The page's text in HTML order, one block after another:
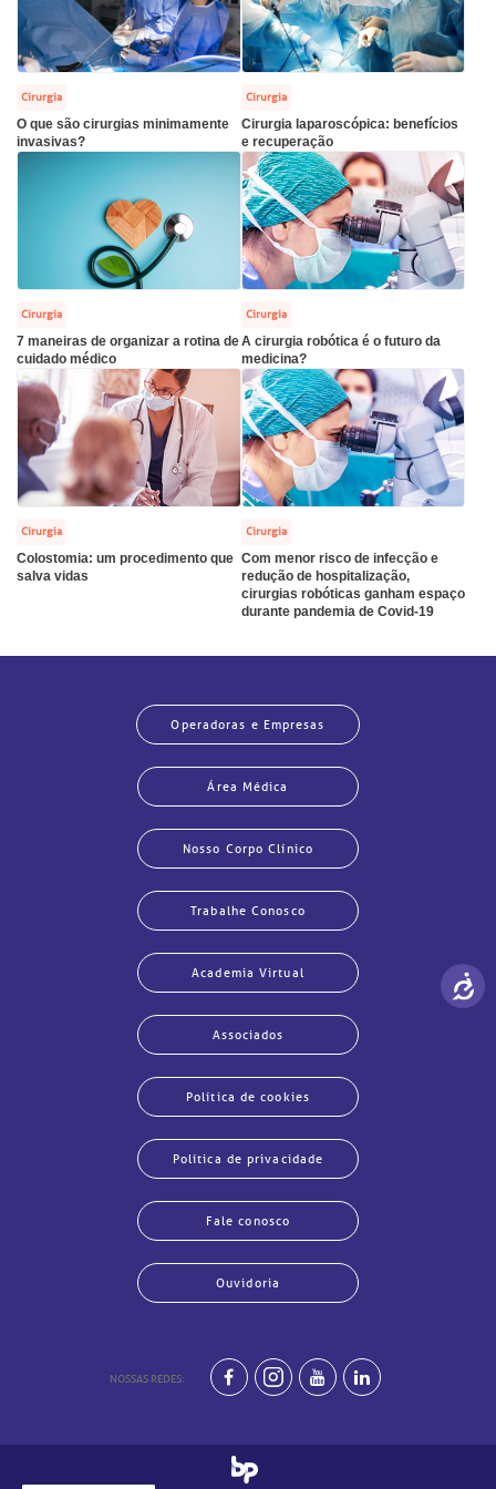
R. Martiniano de Carvalho, 965
CEP: 01323-001 | Bela Vista
São Paulo - SP
Clínica Medicina da Mulher
Endereço:
R. Colômbia, 332
CEP: 01438-000 | Jardim Paulista
São Paulo - SP
Conosco
de Benchmarking
de Bioética
frequentes
de Sangue
de órgãos
e perdidos
Cirurgia
O que são cirurgias minimamente
invasivas?
Cirurgia
Cirurgia laparoscópica: benefícios
e recuperação
Cirurgia
7 maneiras de organizar a rotina de
cuidado médico
Cirurgia
A cirurgia robótica é o futuro da
medicina?
Cirurgia
Colostomia: um procedimento que
salva vidas
Cirurgia
Com menor risco de infecção e
redução de hospitalização,
cirurgias robóticas ganham espaço
durante pandemia de Covid-19
Operadoras e Empresas
Área Médica
Nosso Corpo Clínico
Trabalhe Conosco
Academia Virtual
Associados
Política de cookies
Política de privacidade
Fale conosco
Ouvidoria
NOSSAS REDES: